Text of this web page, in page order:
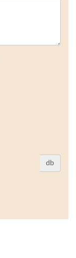
is kérem
db